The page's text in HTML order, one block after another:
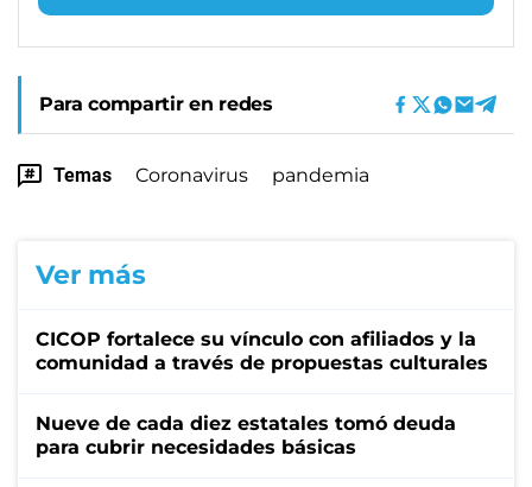
Para compartir en redes
Temas Coronavirus pandemia
Ver más
CICOP fortalece su vínculo con afiliados y la
comunidad a través de propuestas culturales
Nueve de cada diez estatales tomó deuda
para cubrir necesidades básicas